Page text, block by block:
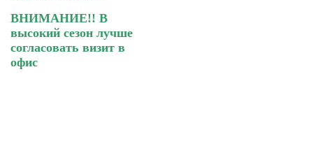
ВНИМАНИЕ!! В
высокий сезон лучше
согласовать визит в
офис